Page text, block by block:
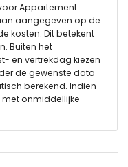
toilet en
20m x 8m en 2m diep
voor Appartement
aangegeven op de
kosten. Dit betekent
Buiten het
en vertrekdag kiezen
de gewenste data
berekend. Indien
onmiddellijke